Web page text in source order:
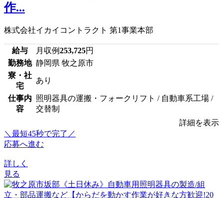
作...
株式会社イカイコントラクト 第1事業本部
給与 月収例253,725円
勤務地 静岡県 牧之原市
寮・社
宅
あり
仕事内
容
照明器具の運搬・フォークリフト / 自動車系工場 /
交替制
詳細を表示
＼最短45秒で完了／
応募へ進む
詳しく
見る